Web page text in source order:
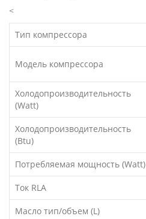
<
Тип компрессора
Модель компрессора
Холодопроизводительность
(Watt)
Холодопроизводительность
(Btu)
Потребляемая мощность (Watt)
Ток RLA
Масло тип/объем (L)